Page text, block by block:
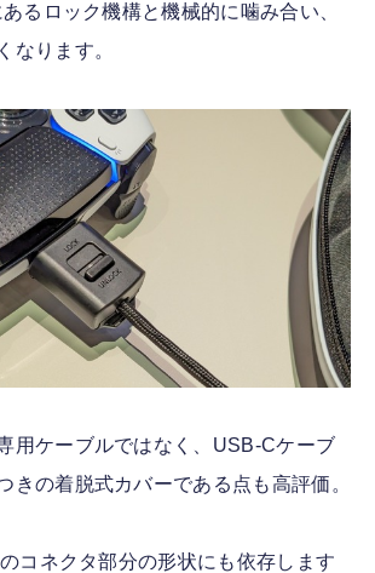
るロック機構と機械的に噛み合い、
なります。
用ケーブルではなく、USB-Cケーブ
きの着脱式カバーである点も高評価。
コネクタ部分の形状にも依存します